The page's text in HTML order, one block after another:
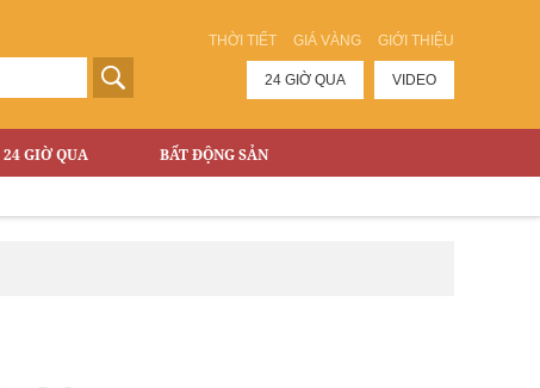
THỜI TIẾT GIÁ VÀNG GIỚI THIỆU
24 GIỜ QUA VIDEO
24 GIỜ QUA BẤT ĐỘNG SẢN